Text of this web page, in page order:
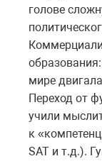
голове
мире
Переход от
учили
к
SAT и т.д.).